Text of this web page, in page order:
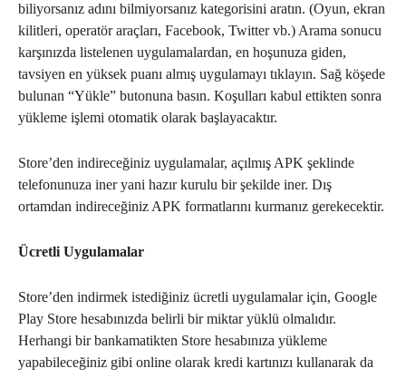
biliyorsanız adını bilmiyorsanız kategorisini aratın. (Oyun, ekran
kilitleri, operatör araçları, Facebook, Twitter vb.) Arama sonucu
karşınızda listelenen uygulamalardan, en hoşunuza giden,
tavsiyen en yüksek puanı almış uygulamayı tıklayın. Sağ köşede
bulunan “Yükle” butonuna basın. Koşulları kabul ettikten sonra
yükleme işlemi otomatik olarak başlayacaktır.
Store’den indireceğiniz uygulamalar, açılmış APK şeklinde
telefonunuza iner yani hazır kurulu bir şekilde iner. Dış
ortamdan indireceğiniz APK formatlarını kurmanız gerekecektir.
Ücretli Uygulamalar
Store’den indirmek istediğiniz ücretli uygulamalar için, Google
Play Store hesabınızda belirli bir miktar yüklü olmalıdır.
Herhangi bir bankamatikten Store hesabınıza yükleme
yapabileceğiniz gibi online olarak kredi kartınızı kullanarak da